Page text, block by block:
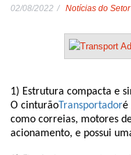
02/08/2022 Notícias do Setor